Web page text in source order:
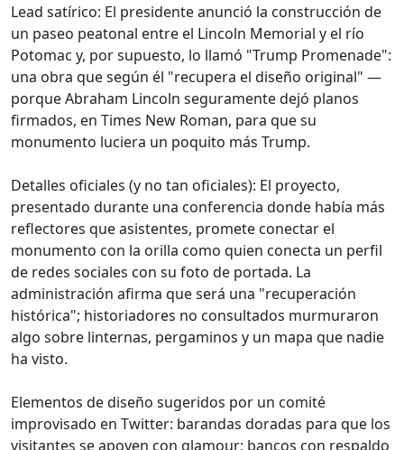
Lead satírico: El presidente anunció la construcción de
un paseo peatonal entre el Lincoln Memorial y el río
Potomac y, por supuesto, lo llamó "Trump Promenade":
una obra que según él "recupera el diseño original" —
porque Abraham Lincoln seguramente dejó planos
firmados, en Times New Roman, para que su
monumento luciera un poquito más Trump.
Detalles oficiales (y no tan oficiales): El proyecto,
presentado durante una conferencia donde había más
reflectores que asistentes, promete conectar el
monumento con la orilla como quien conecta un perfil
de redes sociales con su foto de portada. La
administración afirma que será una "recuperación
histórica"; historiadores no consultados murmuraron
algo sobre linternas, pergaminos y un mapa que nadie
ha visto.
Elementos de diseño sugeridos por un comité
improvisado en Twitter: barandas doradas para que los
visitantes se apoyen con glamour; bancos con respaldo